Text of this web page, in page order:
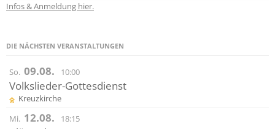
Infos & Anmeldung hier.
DIE NÄCHSTEN VERANSTALTUNGEN
So. 09.08. 10:00
Volkslieder-Gottesdienst
Kreuzkirche
Mi. 12.08. 18:15